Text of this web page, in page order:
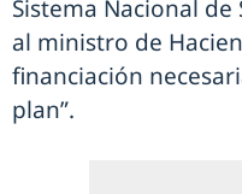
Sistema Nacional de
al ministro de
financiación
plan”.